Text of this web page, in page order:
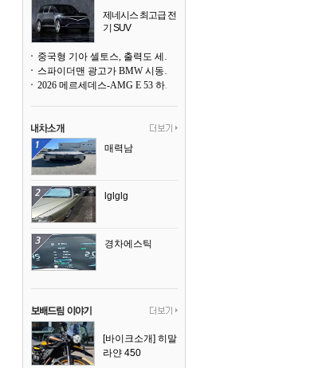
제네시스 최고급 전
기 SUV
중국형 기아 셀토스, 출력도 세지고 27인치 초대형 디스플레이까지
스파이더맨 광고가 BMW 시동화면을 점령하다, 오너들은 불만
2026 메르세데스-AMG E 53 하이브리드 왜건 시승기
매력남
lglglg
경차에스틱
[바이크소개] 히말
라얀 450